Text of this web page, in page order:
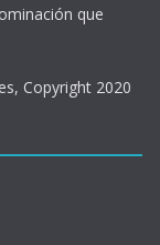
que
Copyright 2020